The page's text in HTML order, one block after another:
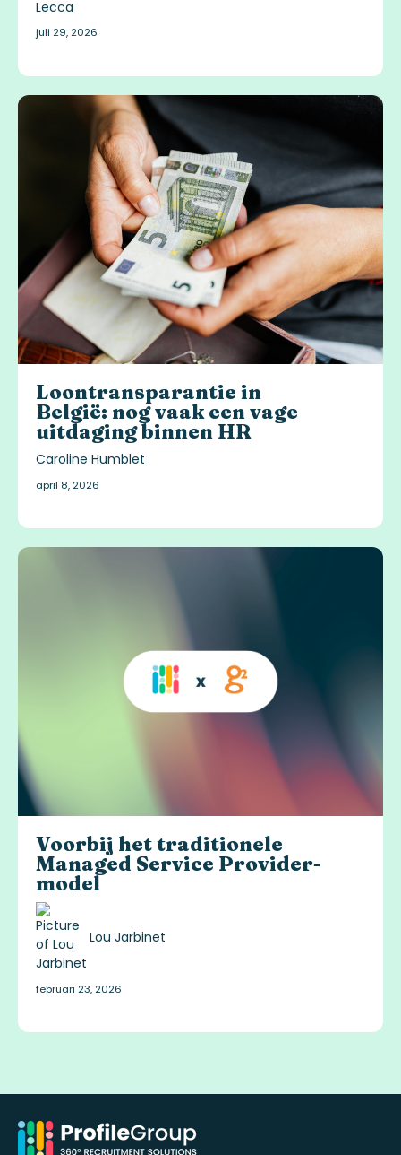
juli 29, 2026
Loontransparantie in
België: nog vaak een vage
uitdaging binnen HR
Caroline Humblet
april 8, 2026
Voorbij het traditionele
Managed Service Provider-
model
Lou Jarbinet
februari 23, 2026